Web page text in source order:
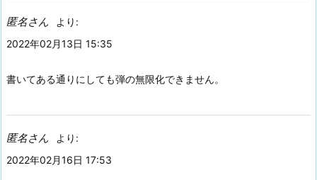
匿名さん
より:
2022年02月13日 15:35
書いてある通りにしても弾の無限化できません。
匿名さん
より:
2022年02月16日 17:53